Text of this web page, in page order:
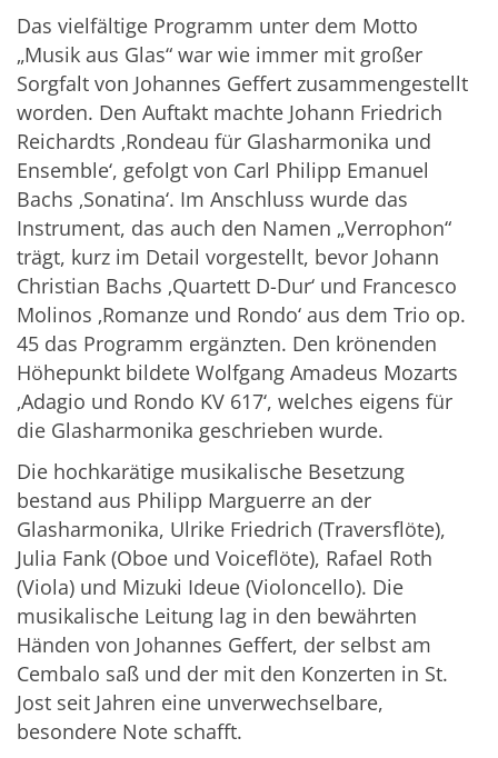
Das vielfältige Programm unter dem Motto
„Musik aus Glas“ war wie immer mit großer
Sorgfalt von Johannes Geffert zusammengestellt
worden. Den Auftakt machte Johann Friedrich
Reichardts ‚Rondeau für Glasharmonika und
Ensemble‘, gefolgt von Carl Philipp Emanuel
Bachs ‚Sonatina‘. Im Anschluss wurde das
Instrument, das auch den Namen „Verrophon“
trägt, kurz im Detail vorgestellt, bevor Johann
Christian Bachs ‚Quartett D-Dur‘ und Francesco
Molinos ‚Romanze und Rondo‘ aus dem Trio op.
45 das Programm ergänzten. Den krönenden
Höhepunkt bildete Wolfgang Amadeus Mozarts
‚Adagio und Rondo KV 617‘, welches eigens für
die Glasharmonika geschrieben wurde.
Die hochkarätige musikalische Besetzung
bestand aus Philipp Marguerre an der
Glasharmonika, Ulrike Friedrich (Traversflöte),
Julia Fank (Oboe und Voiceflöte), Rafael Roth
(Viola) und Mizuki Ideue (Violoncello). Die
musikalische Leitung lag in den bewährten
Händen von Johannes Geffert, der selbst am
Cembalo saß und der mit den Konzerten in St.
Jost seit Jahren eine unverwechselbare,
besondere Note schafft.